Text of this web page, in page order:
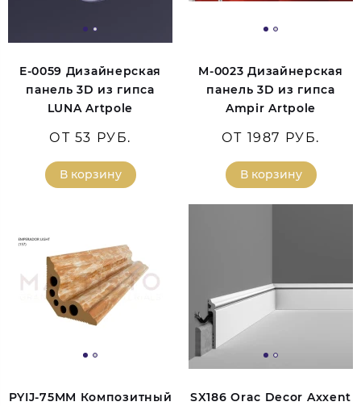
E-0059 Дизайнерская
панель 3D из гипса
LUNA Artpole
ОТ 53 РУБ.
В корзину
M-0023 Дизайнерская
панель 3D из гипса
Ampir Artpole
ОТ 1987 РУБ.
В корзину
PYIJ-75MM Композитный
SX186 Orac Decor Axxent